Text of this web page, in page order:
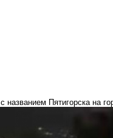
названием Пятигорска на